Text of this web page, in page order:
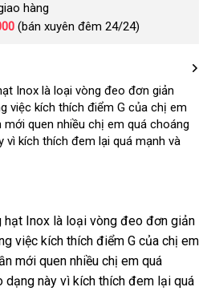
hàng
(bán xuyên đêm 24/24)
Inox là loại vòng đeo đơn giản
việc kích thích điểm G của chị em
quen nhiều chị em quá choáng
vì kích thích đem lại quá mạnh và
Inox là loại vòng đeo đơn giản
việc kích thích điểm G bỏ
sỉ
của chị em
mới quen nhiều chị em hướng
dẫn
quá
dạng này vì kích thích đem lại sử
quá